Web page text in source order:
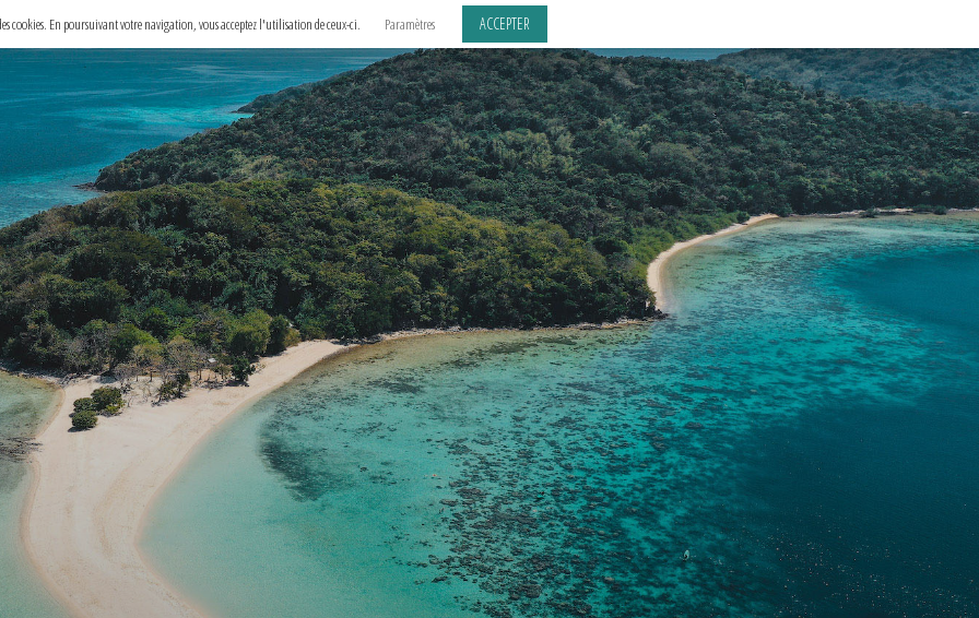
cookies. En poursuivant votre navigation, vous acceptez l'utilisation de ceux-ci. Paramètres ACCEPTER